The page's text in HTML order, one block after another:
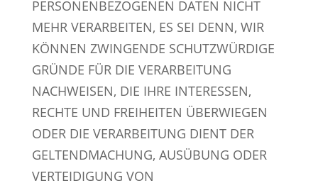
PERSONENBEZOGENEN DATEN NICHT
MEHR VERARBEITEN, ES SEI DENN, WIR
KÖNNEN ZWINGENDE SCHUTZWÜRDIGE
GRÜNDE FÜR DIE VERARBEITUNG
NACHWEISEN, DIE IHRE INTERESSEN,
RECHTE UND FREIHEITEN ÜBERWIEGEN
ODER DIE VERARBEITUNG DIENT DER
GELTENDMACHUNG, AUSÜBUNG ODER
VERTEIDIGUNG VON